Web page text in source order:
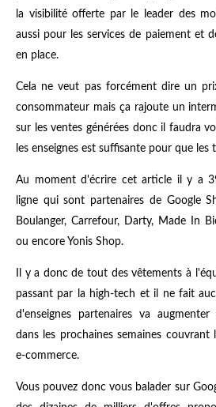
la visibilité offerte par le leader des
aussi pour les services de paiement et
en place.
Cela ne veut pas forcément dire un
consommateur mais ça rajoute un
sur les ventes générées donc il faudra
les enseignes est suffisante pour que
Au moment d'écrire cet article il y a
ligne qui sont partenaires de Google
Boulanger, Carrefour, Darty, Made In
ou encore Yonis Shop.
Il y a donc de tout des vêtements à
passant par la high-tech et il ne fait
d'enseignes partenaires va
dans les prochaines semaines couvrant
e-commerce.
Vous pouvez donc vous balader sur